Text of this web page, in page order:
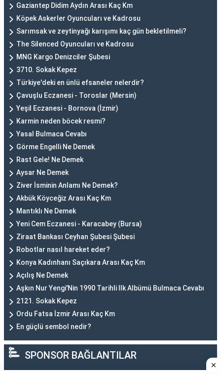
Gaziantep Didim Aydın Arası Kaç Km
Köpek Askerler Oyuncuları ve Kadrosu
Sarımsak ve zeytinyağı karışımı kaç gün bekletilmeli?
The Silenced Oyuncuları ve Kadrosu
MNG Kargo Denizciler Şubesi
3710. Sokak Kepez
Türkiye'deki en ünlü efsaneler nelerdir?
Çavuşlu Eczanesi - Toroslar (Mersin)
Yeşil Eczanesi - Bornova (İzmir)
Karmin neden böcek resmi?
Yasal Bulmaca Cevabı
Görme Engelli Ne Demek
Rast Gele! Ne Demek
Aysar Ne Demek
Ziver İsminin Anlamı Ne Demek?
Akbük Köyceğiz Arası Kaç Km
Mantıklı Ne Demek
Yeni Cem Eczanesi - Karacabey (Bursa)
Ziraat Bankası Ceyhan Şubesi Şubesi
Robotlar nasıl hareket eder?
Konya Kadınhanı Saçıkara Arası Kaç Km
Açılış Ne Demek
Aşkın Nur Yengi'Nin 1990 Tarihli Ilk Albümü Bulmaca Cevabı
2121. Sokak Kepez
Ordu Fatsa İzmir Arası Kaç Km
En güçlü sembol nedir?
SPONSOR BAĞLANTILAR